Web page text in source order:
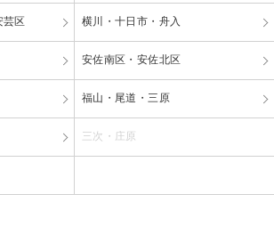
芸区 横川・十日市・舟入
安佐南区・安佐北区
福山・尾道・三原
三次・庄原